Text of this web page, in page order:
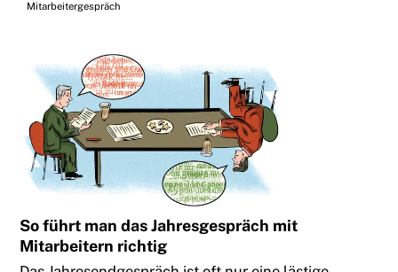
Mitarbeitergespräch
So führt man das Jahresgespräch mit
Mitarbeitern richtig